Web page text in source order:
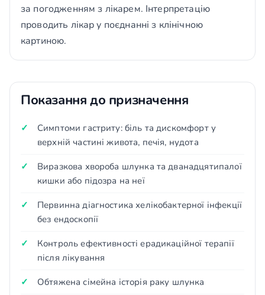
за погодженням з лікарем. Інтерпретацію
проводить лікар у поєднанні з клінічною
картиною.
Показання до призначення
Симптоми гастриту: біль та дискомфорт у
верхній частині живота, печія, нудота
Виразкова хвороба шлунка та дванадцятипалої
кишки або підозра на неї
Первинна діагностика хелікобактерної інфекції
без ендоскопії
Контроль ефективності ерадикаційної терапії
після лікування
Обтяжена сімейна історія раку шлунка